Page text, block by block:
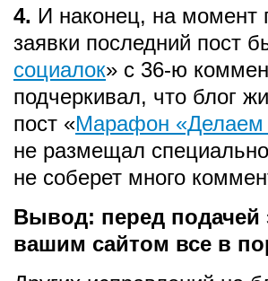
4. И наконец, на момент
заявки последний пост
социалок» c 36-ю
подчеркивал, что блог
пост «Марафон «Делаем
не размещал
не соберет много
Вывод: перед подачей
вашим сайтом все в